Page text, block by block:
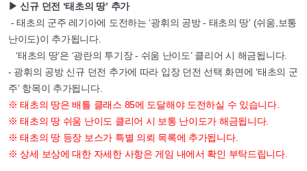
▶ 신규 던전 ‘태초의 땅’ 추가
- 태초의 군주 레기아에 도전하는 ‘광휘의 공방 - 태초의 땅’ (쉬움,보통
난이도)이 추가됩니다.
‘태초의 땅’은 ‘광란의 투기장 - 쉬움 난이도’ 클리어 시 해금됩니다.
- 광휘의 공방 신규 던전 추가에 따라 입장 던전 선택 화면에 ‘태초의 군
주’ 항목이 추가됩니다.
※ 태초의 땅은 배틀 클래스 85에 도달해야 도전하실 수 있습니다.
※ 태초의 땅 쉬움 난이도 클리어 시 보통 난이도가 해금됩니다.
※ 태초의 땅 등장 보스가 특별 의뢰 목록에 추가됩니다.
※ 상세 보상에 대한 자세한 사항은 게임 내에서 확인 부탁드립니다.